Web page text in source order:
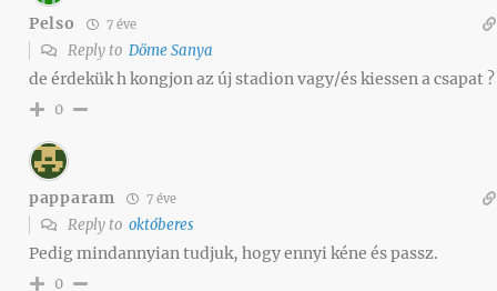
Pelso 7 éve
Reply to Döme Sanya
de érdekük h kongjon az új stadion vagy/és kiessen a csapat ?
0
papparam 7 éve
Reply to októberes
Pedig mindannyian tudjuk, hogy ennyi kéne és passz.
0